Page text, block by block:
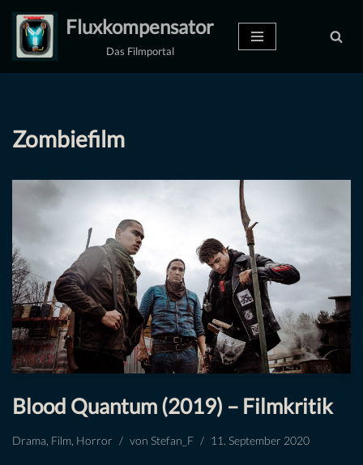
Zum
Inhalt
Fluxkompensator
Das Filmportal
Zombiefilm
Blood Quantum (2019) – Filmkritik
Drama Film Horror von Stefan_F 11. September 2020